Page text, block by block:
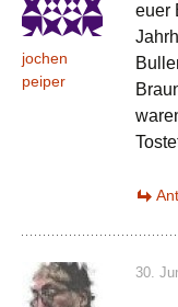
jochen
peiper
euer
30.